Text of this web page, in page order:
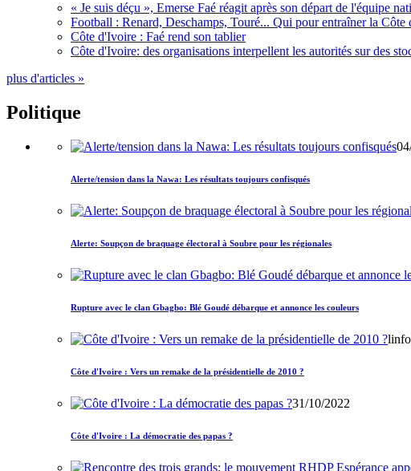
« Je suis déçu », Emerse Faé réagit après son départ de l'équipe
Football : Renard, Deschamps, Touré... Qui pour entraîner la Côte
Côte d'Ivoire : Faé rend son tablier
Côte d'Ivoire: des organisations interpellent les autorités sur des
plus d'articles »
Politique
Alerte/tension dans la Nawa: Les résultats toujours confisqués
Alerte: Soupçon de braquage électoral à Soubre pour les régionales
Rupture avec le clan Gbagbo: Blé Goudé débarque et annonce les couleurs
Côte d'Ivoire : Vers un remake de la présidentielle de 2010 ?
31/10/2022
Côte d'Ivoire : La démocratie des papas ?